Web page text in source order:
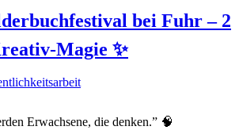
bei Fuhr – 2
Magie ✨
Erwachsene, die denken.” 🧠